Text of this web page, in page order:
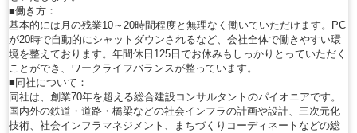
■働き方：
基本的には月の残業10～20時間程度と無理なく働いていただけます。PC
が20時で自動的にシャットダウンされるなど、会社全体で働きやすい環
境を整えております。年間休日125日でお休みもしっかりとっていただく
ことができ、ワークライフバランスが整っています。
■同社について：
同社は、創業70年を超える総合建設コンサルタントのパイオニアです。
国内外の鉄道・道路・橋梁などの社会インフラの計画や設計、三次元化
技術、社会インフラマネジメント、まちづくりコーディネートなどの総